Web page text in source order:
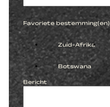
Favoriete bestemming(en)
Zuid-Afrika
Botswana
Bericht